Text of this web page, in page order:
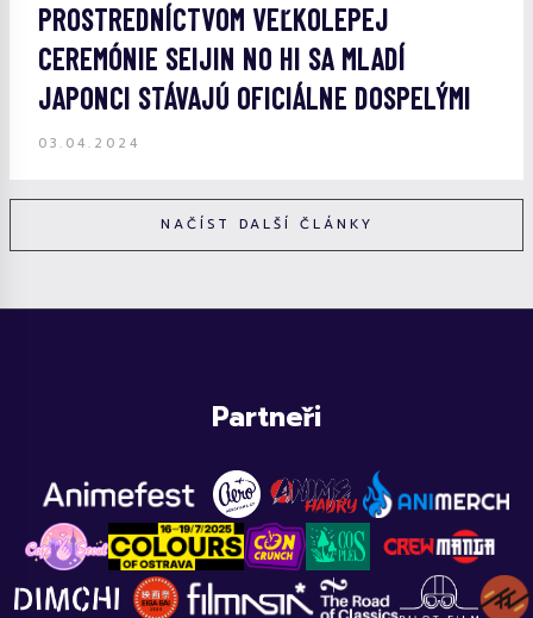
PROSTREDNÍCTVOM VEĽKOLEPEJ
CEREMÓNIE SEIJIN NO HI SA MLADÍ
JAPONCI STÁVAJÚ OFICIÁLNE DOSPELÝMI
03.04.2024
NAČÍST DALŠÍ ČLÁNKY
Partneři